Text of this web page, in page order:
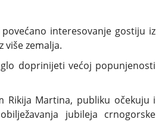
interesovanje gostiju iz
više zemalja.
doprinijeti većoj popunjenosti
Rikija Martina, publiku očekuju i
jubileja crnogorske